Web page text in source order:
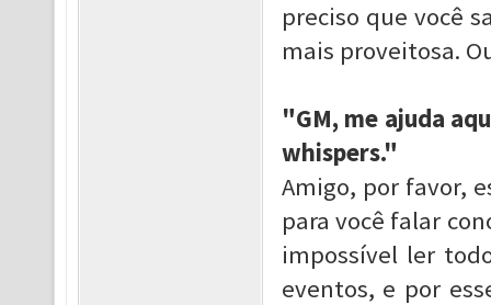
preciso que você
mais proveitosa.
"GM, me ajuda
whispers."
Amigo, por favor,
para você falar
impossível ler
eventos, e por